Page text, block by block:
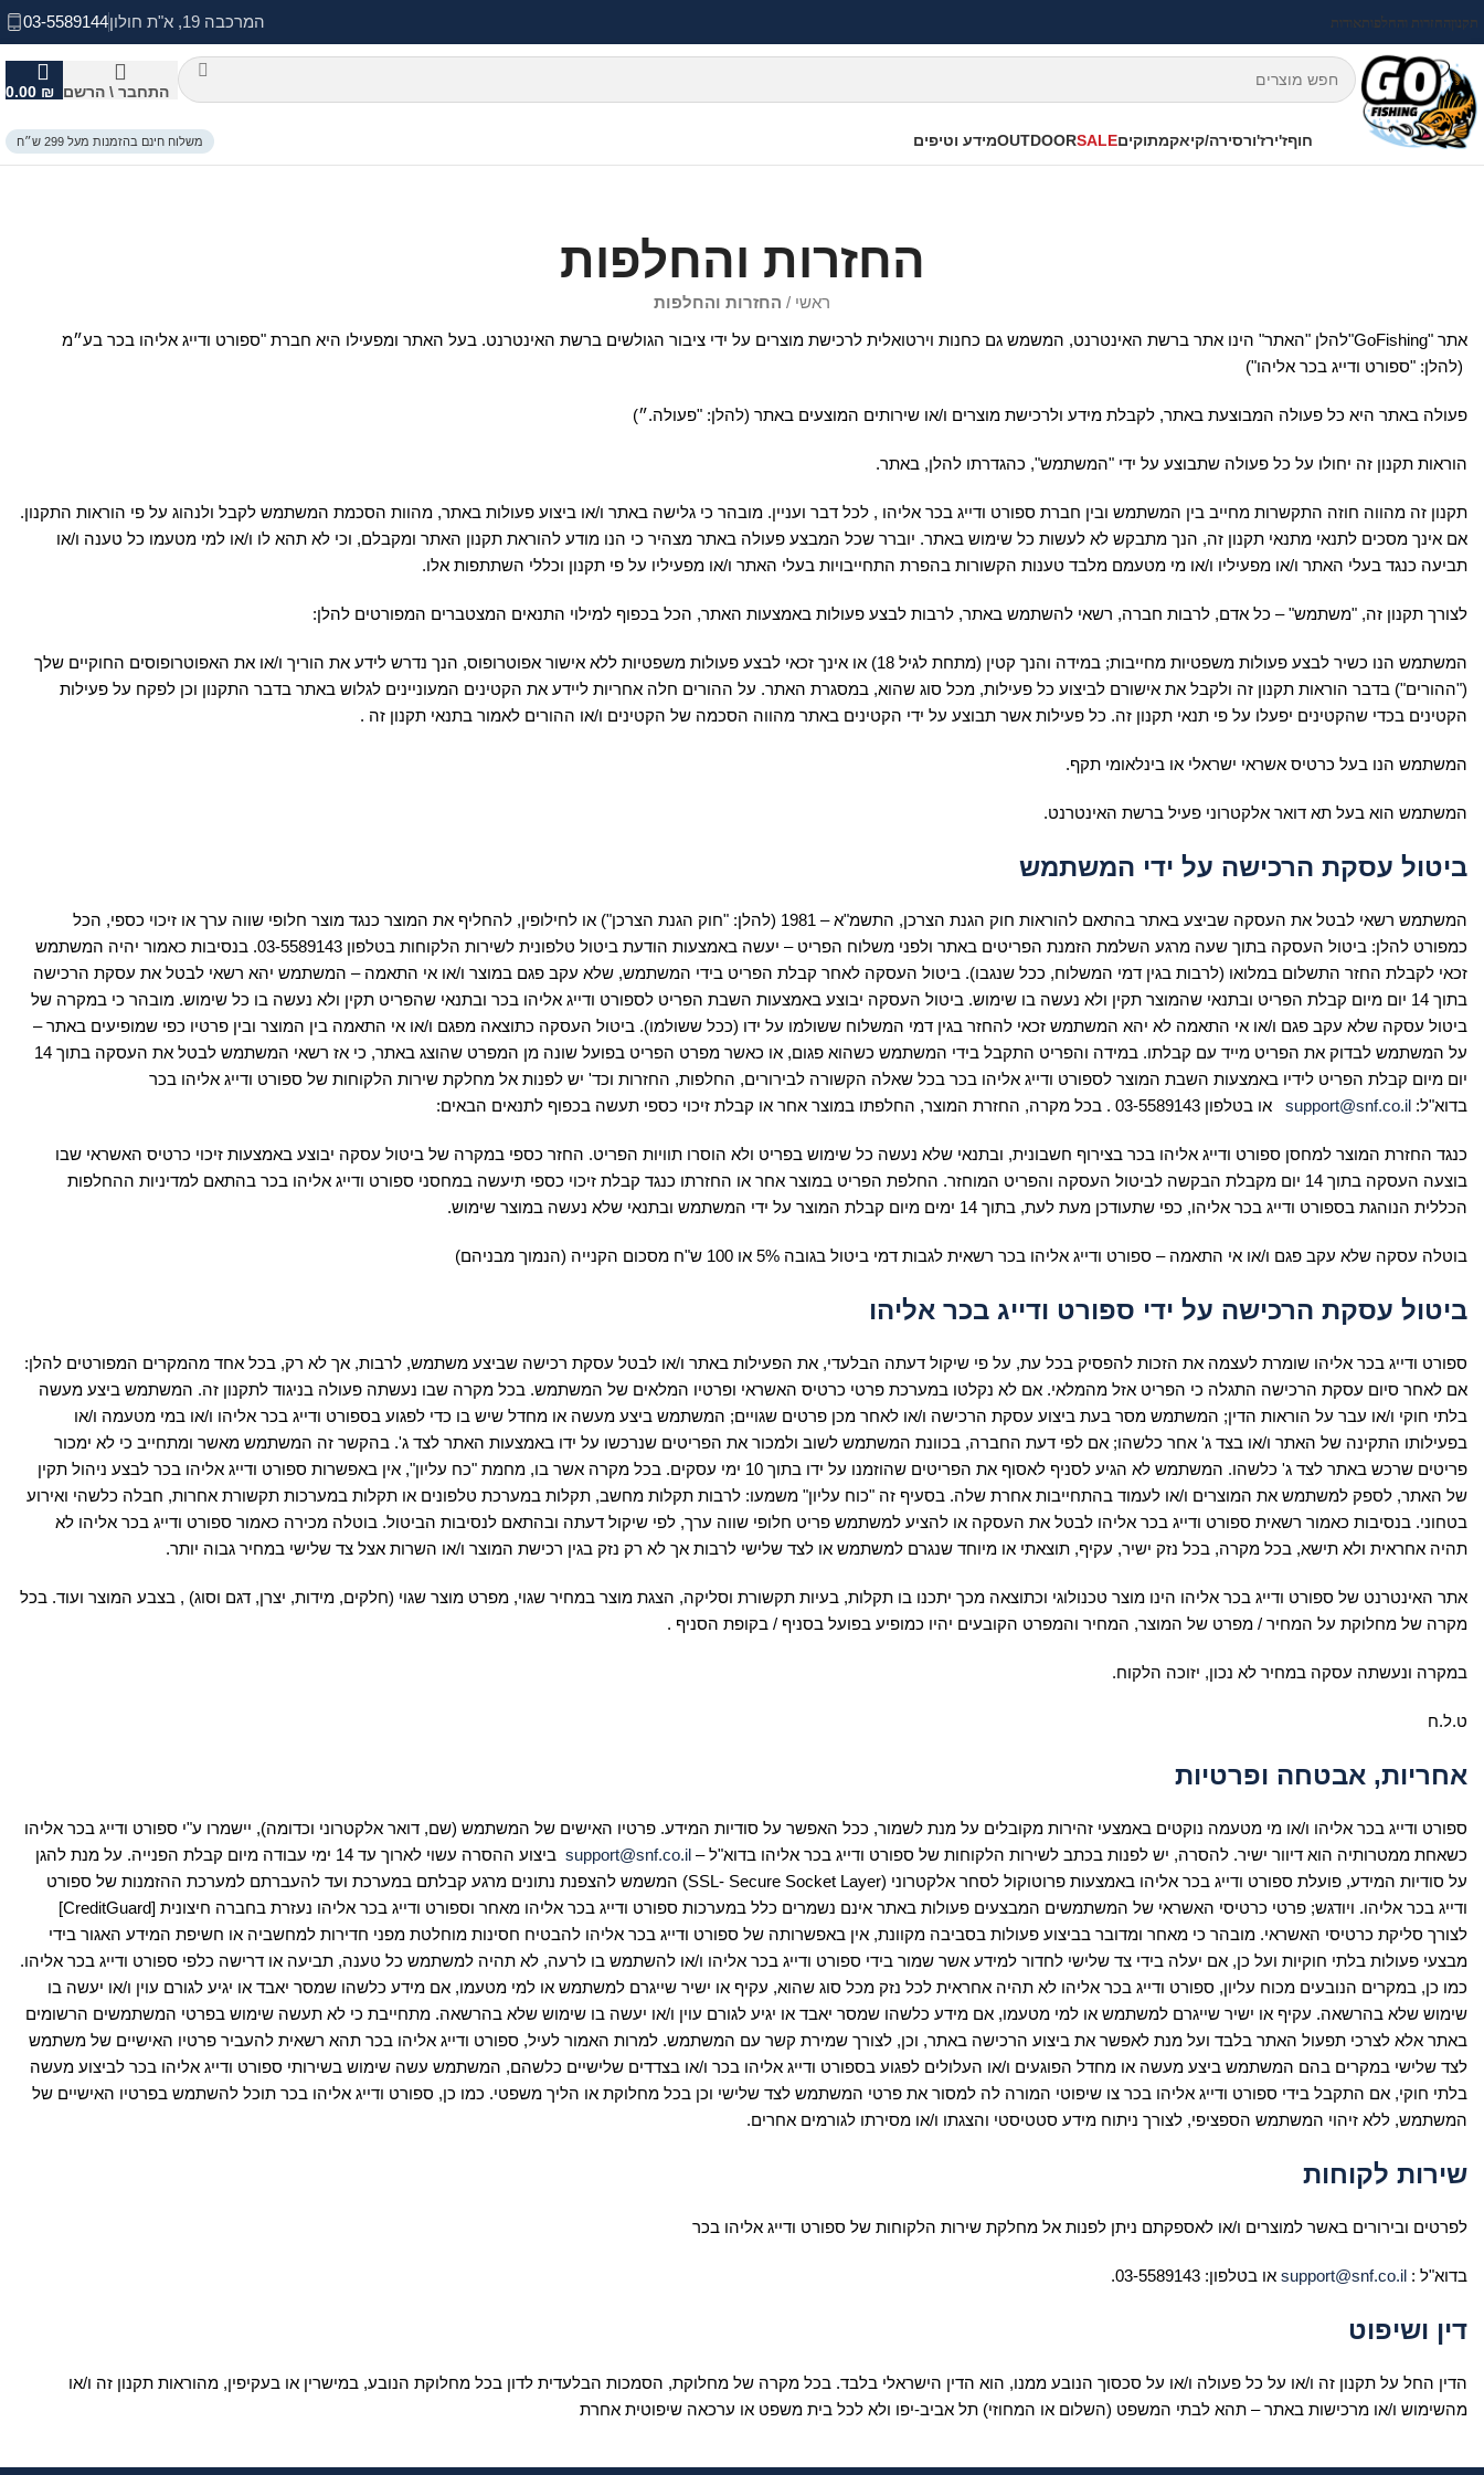
תקנוןהחזרות והחלפותאודות המרכבה 19, א"ת חולון 03-5589144
התחבר \ הרשם 0.00 ₪
חוףז'ירז'ורסירה/קיאקמתוקיםSALE
OUTDOORמידע וטיפים משלוח חינם בהזמנות מעל 299 ש״ח
החזרות והחלפות
ראשי / החזרות והחלפות
אתר "GoFishing"להלן "האתר" הינו אתר ברשת האינטרנט, המשמש גם כחנות וירטואלית לרכישת מוצרים על ידי ציבור הגולשים ברשת האינטרנט. בעל האתר ומפעילו היא חברת "ספורט ודייג אליהו בכר בע״מ
(להלן: "ספורט ודייג בכר אליהו")
פעולה באתר היא כל פעולה המבוצעת באתר, לקבלת מידע ולרכישת מוצרים ו/או שירותים המוצעים באתר (להלן: "פעולה.״)
הוראות תקנון זה יחולו על כל פעולה שתבוצע על ידי "המשתמש", כהגדרתו להלן, באתר.
תקנון זה מהווה חוזה התקשרות מחייב בין המשתמש ובין חברת ספורט ודייג בכר אליהו , לכל דבר ועניין. מובהר כי גלישה באתר ו/או ביצוע פעולות באתר, מהוות הסכמת המשתמש לקבל ולנהוג על פי הוראות התקנון.
אם אינך מסכים לתנאי מתנאי תקנון זה, הנך מתבקש לא לעשות כל שימוש באתר. יוברר שכל המבצע פעולה באתר מצהיר כי הנו מודע להוראת תקנון האתר ומקבלם, וכי לא תהא לו ו/או למי מטעמו כל טענה ו/או
תביעה כנגד בעלי האתר ו/או מפעיליו ו/או מי מטעמם מלבד טענות הקשורות בהפרת התחייבויות בעלי האתר ו/או מפעיליו על פי תקנון וכללי השתתפות אלו.
לצורך תקנון זה, "משתמש" – כל אדם, לרבות חברה, רשאי להשתמש באתר, לרבות לבצע פעולות באמצעות האתר, הכל בכפוף למילוי התנאים המצטברים המפורטים להלן:
המשתמש הנו כשיר לבצע פעולות משפטיות מחייבות; במידה והנך קטין (מתחת לגיל 18) או אינך זכאי לבצע פעולות משפטיות ללא אישור אפוטרופוס, הנך נדרש לידע את הוריך ו/או את האפוטרופוסים החוקיים שלך
("ההורים") בדבר הוראות תקנון זה ולקבל את אישורם לביצוע כל פעילות, מכל סוג שהוא, במסגרת האתר. על ההורים חלה אחריות ליידע את הקטינים המעוניינים לגלוש באתר בדבר התקנון וכן לפקח על פעילות
הקטינים בכדי שהקטינים יפעלו על פי תנאי תקנון זה. כל פעילות אשר תבוצע על ידי הקטינים באתר מהווה הסכמה של הקטינים ו/או ההורים לאמור בתנאי תקנון זה .
המשתמש הנו בעל כרטיס אשראי ישראלי או בינלאומי תקף.
המשתמש הוא בעל תא דואר אלקטרוני פעיל ברשת האינטרנט.
ביטול עסקת הרכישה על ידי המשתמש
המשתמש רשאי לבטל את העסקה שביצע באתר בהתאם להוראות חוק הגנת הצרכן, התשמ"א – 1981 (להלן: "חוק הגנת הצרכן") או לחילופין, להחליף את המוצר כנגד מוצר חלופי שווה ערך או זיכוי כספי, הכל
כמפורט להלן: ביטול העסקה בתוך שעה מרגע השלמת הזמנת הפריטים באתר ולפני משלוח הפריט – יעשה באמצעות הודעת ביטול טלפונית לשירות הלקוחות בטלפון 03-5589143. בנסיבות כאמור יהיה המשתמש
זכאי לקבלת החזר התשלום במלואו (לרבות בגין דמי המשלוח, ככל שנגבו). ביטול העסקה לאחר קבלת הפריט בידי המשתמש, שלא עקב פגם במוצר ו/או אי התאמה – המשתמש יהא רשאי לבטל את עסקת הרכישה
בתוך 14 יום מיום קבלת הפריט ובתנאי שהמוצר תקין ולא נעשה בו שימוש. ביטול העסקה יבוצע באמצעות השבת הפריט לספורט ודייג אליהו בכר ובתנאי שהפריט תקין ולא נעשה בו כל שימוש. מובהר כי במקרה של
ביטול עסקה שלא עקב פגם ו/או אי התאמה לא יהא המשתמש זכאי להחזר בגין דמי המשלוח ששולמו על ידו (ככל ששולמו). ביטול העסקה כתוצאה מפגם ו/או אי התאמה בין המוצר ובין פרטיו כפי שמופיעים באתר –
על המשתמש לבדוק את הפריט מייד עם קבלתו. במידה והפריט התקבל בידי המשתמש כשהוא פגום, או כאשר מפרט הפריט בפועל שונה מן המפרט שהוצג באתר, כי אז רשאי המשתמש לבטל את העסקה בתוך 14
יום מיום קבלת הפריט לידיו באמצעות השבת המוצר לספורט ודייג אליהו בכר בכל שאלה הקשורה לבירורים, החלפות, החזרות וכד' יש לפנות אל מחלקת שירות הלקוחות של ספורט ודייג אליהו בכר
בדוא"ל: support@snf.co.il או בטלפון 03-5589143 . בכל מקרה, החזרת המוצר, החלפתו במוצר אחר או קבלת זיכוי כספי תעשה בכפוף לתנאים הבאים:
כנגד החזרת המוצר למחסן ספורט ודייג אליהו בכר בצירוף חשבונית, ובתנאי שלא נעשה כל שימוש בפריט ולא הוסרו תוויות הפריט. החזר כספי במקרה של ביטול עסקה יבוצע באמצעות זיכוי כרטיס האשראי שבו
בוצעה העסקה בתוך 14 יום מקבלת הבקשה לביטול העסקה והפריט המוחזר. החלפת הפריט במוצר אחר או החזרתו כנגד קבלת זיכוי כספי תיעשה במחסני ספורט ודייג אליהו בכר בהתאם למדיניות ההחלפות
הכללית הנוהגת בספורט ודייג בכר אליהו, כפי שתעודכן מעת לעת, בתוך 14 ימים מיום קבלת המוצר על ידי המשתמש ובתנאי שלא נעשה במוצר שימוש.
בוטלה עסקה שלא עקב פגם ו/או אי התאמה – ספורט ודייג אליהו בכר רשאית לגבות דמי ביטול בגובה 5% או 100 ש"ח מסכום הקנייה (הנמוך מבניהם)
ביטול עסקת הרכישה על ידי ספורט ודייג בכר אליהו
ספורט ודייג בכר אליהו שומרת לעצמה את הזכות להפסיק בכל עת, על פי שיקול דעתה הבלעדי, את הפעילות באתר ו/או לבטל עסקת רכישה שביצע משתמש, לרבות, אך לא רק, בכל אחד מהמקרים המפורטים להלן:
אם לאחר סיום עסקת הרכישה התגלה כי הפריט אזל מהמלאי. אם לא נקלטו במערכת פרטי כרטיס האשראי ופרטיו המלאים של המשתמש. בכל מקרה שבו נעשתה פעולה בניגוד לתקנון זה. המשתמש ביצע מעשה
בלתי חוקי ו/או עבר על הוראות הדין; המשתמש מסר בעת ביצוע עסקת הרכישה ו/או לאחר מכן פרטים שגויים; המשתמש ביצע מעשה או מחדל שיש בו כדי לפגוע בספורט ודייג בכר אליהו ו/או במי מטעמה ו/או
בפעילותו התקינה של האתר ו/או בצד ג' אחר כלשהו; אם לפי דעת החברה, בכוונת המשתמש לשוב ולמכור את הפריטים שנרכשו על ידו באמצעות האתר לצד ג'. בהקשר זה המשתמש מאשר ומתחייב כי לא ימכור
פריטים שרכש באתר לצד ג' כלשהו. המשתמש לא הגיע לסניף לאסוף את הפריטים שהוזמנו על ידו בתוך 10 ימי עסקים. בכל מקרה אשר בו, מחמת "כח עליון", אין באפשרות ספורט ודייג אליהו בכר לבצע ניהול תקין
של האתר, לספק למשתמש את המוצרים ו/או לעמוד בהתחייבות אחרת שלה. בסעיף זה "כוח עליון" משמעו: לרבות תקלות מחשב, תקלות במערכת טלפונים או תקלות במערכות תקשורת אחרות, חבלה כלשהי ואירוע
בטחוני. בנסיבות כאמור רשאית ספורט ודייג בכר אליהו לבטל את העסקה או להציע למשתמש פריט חלופי שווה ערך, לפי שיקול דעתה ובהתאם לנסיבות הביטול. בוטלה מכירה כאמור ספורט ודייג בכר אליהו לא
תהיה אחראית ולא תישא, בכל מקרה, בכל נזק ישיר, עקיף, תוצאתי או מיוחד שנגרם למשתמש או לצד שלישי לרבות אך לא רק נזק בגין רכישת המוצר ו/או השרות אצל צד שלישי במחיר גבוה יותר.
אתר האינטרנט של ספורט ודייג בכר אליהו הינו מוצר טכנולוגי וכתוצאה מכך יתכנו בו תקלות, בעיות תקשורת וסליקה, הצגת מוצר במחיר שגוי, מפרט מוצר שגוי (חלקים, מידות, יצרן, דגם וסוג) , בצבע המוצר ועוד. בכל
מקרה של מחלוקת על המחיר / מפרט של המוצר, המחיר והמפרט הקובעים יהיו כמופיע בפועל בסניף / בקופת הסניף .
במקרה ונעשתה עסקה במחיר לא נכון, יזוכה הלקוח.
ט.ל.ח
אחריות, אבטחה ופרטיות
ספורט ודייג בכר אליהו ו/או מי מטעמה נוקטים באמצעי זהירות מקובלים על מנת לשמור, ככל האפשר על סודיות המידע. פרטיו האישים של המשתמש (שם, דואר אלקטרוני וכדומה), יישמרו ע"י ספורט ודייג בכר אליהו
כשאחת ממטרותיה הוא דיוור ישיר. להסרה, יש לפנות בכתב לשירות הלקוחות של ספורט ודייג בכר אליהו בדוא"ל – support@snf.co.il
ביצוע ההסרה עשוי לארוך עד 14 ימי עבודה מיום קבלת הפנייה. על מנת להגן
על סודיות המידע, פועלת ספורט ודייג בכר אליהו באמצעות פרוטוקול לסחר אלקטרוני (SSL- Secure Socket Layer) המשמש להצפנת נתונים מרגע קבלתם במערכת ועד להעברתם למערכת ההזמנות של ספורט
ודייג בכר אליהו. ויודגש; פרטי כרטיסי האשראי של המשתמשים המבצעים פעולות באתר אינם נשמרים כלל במערכות ספורט ודייג בכר אליהו מאחר וספורט ודייג בכר אליהו נעזרת בחברה חיצונית [CreditGuard]
לצורך סליקת כרטיסי האשראי. מובהר כי מאחר ומדובר בביצוע פעולות בסביבה מקוונת, אין באפשרותה של ספורט ודייג בכר אליהו להבטיח חסינות מוחלטת מפני חדירות למחשביה או חשיפת המידע האגור בידי
מבצעי פעולות בלתי חוקיות ועל כן, אם יעלה בידי צד שלישי לחדור למידע אשר שמור בידי ספורט ודייג בכר אליהו ו/או להשתמש בו לרעה, לא תהיה למשתמש כל טענה, תביעה או דרישה כלפי ספורט ודייג בכר אליהו.
כמו כן, במקרים הנובעים מכוח עליון, ספורט ודייג בכר אליהו לא תהיה אחראית לכל נזק מכל סוג שהוא, עקיף או ישיר שייגרם למשתמש או למי מטעמו, אם מידע כלשהו שמסר יאבד או יגיע לגורם עוין ו/או יעשה בו
שימוש שלא בהרשאה. עקיף או ישיר שייגרם למשתמש או למי מטעמו, אם מידע כלשהו שמסר יאבד או יגיע לגורם עוין ו/או יעשה בו שימוש שלא בהרשאה. מתחייבת כי לא תעשה שימוש בפרטי המשתמשים הרשומים
באתר אלא לצרכי תפעול האתר בלבד ועל מנת לאפשר את ביצוע הרכישה באתר, וכן, לצורך שמירת קשר עם המשתמש. למרות האמור לעיל, ספורט ודייג אליהו בכר תהא רשאית להעביר פרטיו האישיים של משתמש
לצד שלישי במקרים בהם המשתמש ביצע מעשה או מחדל הפוגעים ו/או העלולים לפגוע בספורט ודייג אליהו בכר ו/או בצדדים שלישיים כלשהם, המשתמש עשה שימוש בשירותי ספורט ודייג אליהו בכר לביצוע מעשה
בלתי חוקי, אם התקבל בידי ספורט ודייג אליהו בכר צו שיפוטי המורה לה למסור את פרטי המשתמש לצד שלישי וכן בכל מחלוקת או הליך משפטי. כמו כן, ספורט ודייג אליהו בכר תוכל להשתמש בפרטיו האישיים של
המשתמש, ללא זיהוי המשתמש הספציפי, לצורך ניתוח מידע סטטיסטי והצגתו ו/או מסירתו לגורמים אחרים.
שירות לקוחות
לפרטים ובירורים באשר למוצרים ו/או לאספקתם ניתן לפנות אל מחלקת שירות הלקוחות של ספורט ודייג אליהו בכר
בדוא"ל : support@snf.co.il או בטלפון: 03-5589143.
דין ושיפוט
הדין החל על תקנון זה ו/או על כל פעולה ו/או על סכסוך הנובע ממנו, הוא הדין הישראלי בלבד. בכל מקרה של מחלוקת, הסמכות הבלעדית לדון בכל מחלוקת הנובע, במישרין או בעקיפין, מהוראות תקנון זה ו/או
מהשימוש ו/או מרכישות באתר – תהא לבתי המשפט (השלום או המחוזי) תל אביב-יפו ולא לכל בית משפט או ערכאה שיפוטית אחרת